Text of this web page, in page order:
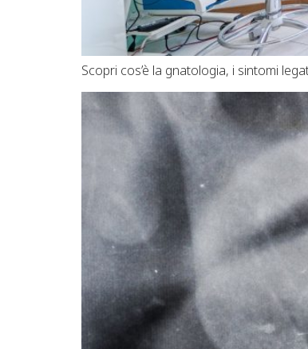
Scopri cos’è la gnatologia, i sintomi